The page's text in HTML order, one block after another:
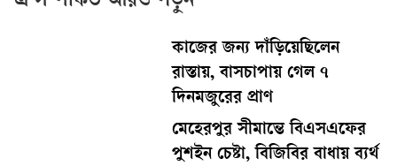
কাজের জন্য দাঁড়িয়েছিলেন
রাস্তায়, বাসচাপায় গেল ৭
দিনমজুরের প্রাণ
মেহেরপুর সীমান্তে বিএসএফের
পুশইন চেষ্টা, বিজিবির বাধায় ব্যর্থ